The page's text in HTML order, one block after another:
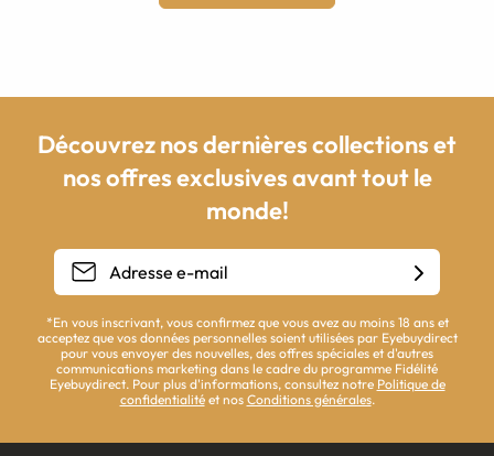
Découvrez nos dernières collections et
nos offres exclusives avant tout le
monde!
*En vous inscrivant, vous confirmez que vous avez au moins 18 ans et
acceptez que vos données personnelles soient utilisées par Eyebuydirect
pour vous envoyer des nouvelles, des offres spéciales et d'autres
communications marketing dans le cadre du programme Fidélité
Eyebuydirect. Pour plus d'informations, consultez notre Politique de
confidentialitéet nos Conditions générales.